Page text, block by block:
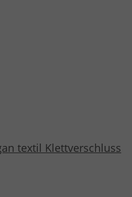
textil Klettverschluss